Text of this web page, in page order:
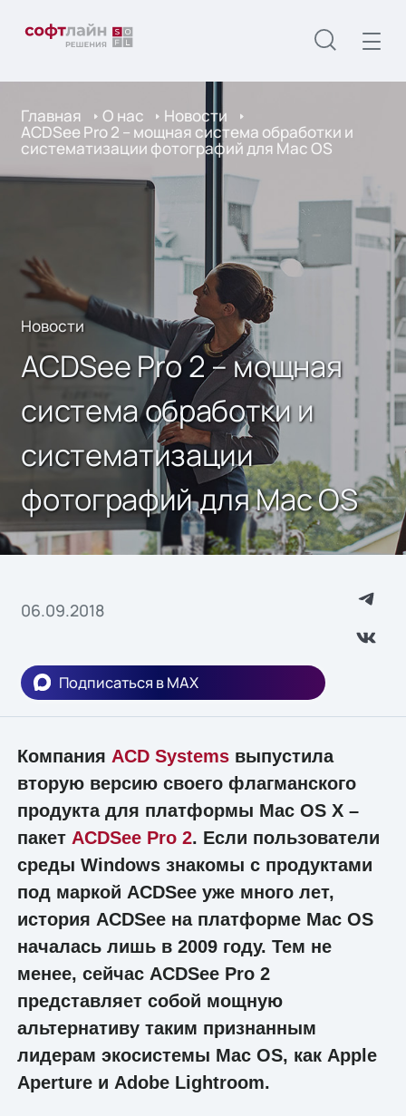
Главная О нас Новости
ACDSee Pro 2 – мощная система обработки и
систематизации фотографий для Mac OS
Новости
ACDSee Pro 2 – мощная
система обработки и
систематизации
фотографий для Mac OS
06.09.2018
Подписаться в MAX
Компания ACD Systemsвыпустила
вторую версию своего флагманского
продукта для платформы Mac OS X –
пакет ACDSee Pro 2. Если пользователи
среды Windows знакомы с продуктами
под маркой ACDSee уже много лет,
история ACDSee на платформе Mac OS
началась лишь в 2009 году. Тем не
менее, сейчас ACDSee Pro 2
представляет собой мощную
альтернативу таким признанным
лидерам экосистемы Mac OS, как Apple
Aperture и Adobe Lightroom.